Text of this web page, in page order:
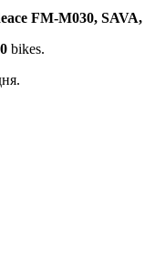
FM-M030,
bikes.